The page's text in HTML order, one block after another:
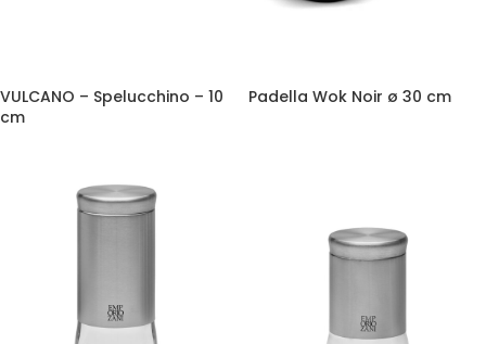
VULCANO – Spelucchino – 10
cm
Padella Wok Noir ø 30 cm